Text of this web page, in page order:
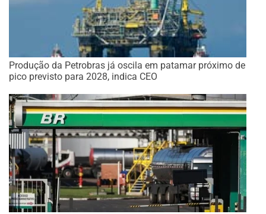
Produção da Petrobras já oscila em patamar próximo de
pico previsto para 2028, indica CEO